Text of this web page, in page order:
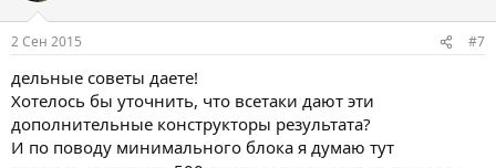
2 Сен 2015 #7
дельные советы даете!
Хотелось бы уточнить, что всетаки дают эти
дополнительные конструкторы результата?
И по поводу минимального блока я думаю тут